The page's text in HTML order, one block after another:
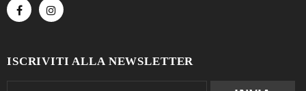
ISCRIVITI ALLA NEWSLETTER